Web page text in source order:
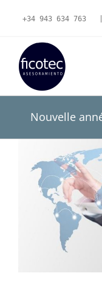
+34 943 634 763
Nouvelle
Larger
Image